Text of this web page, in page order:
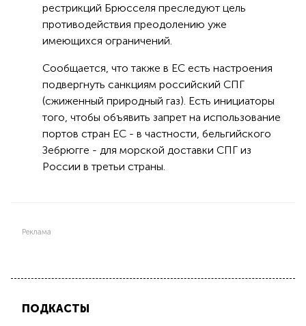
рестрикций Брюсселя преследуют цель
противодействия преодолению уже
имеющихся ограничений.
Сообщается, что также в ЕС есть настроения
подвергнуть санкциям российский СПГ
(сжиженный природный газ). Есть инициаторы
того, чтобы объявить запрет на использование
портов стран ЕС - в частности, бельгийского
Зебрюгге - для морской доставки СПГ из
России в третьи страны.
Реклама
ПОДКАСТЫ